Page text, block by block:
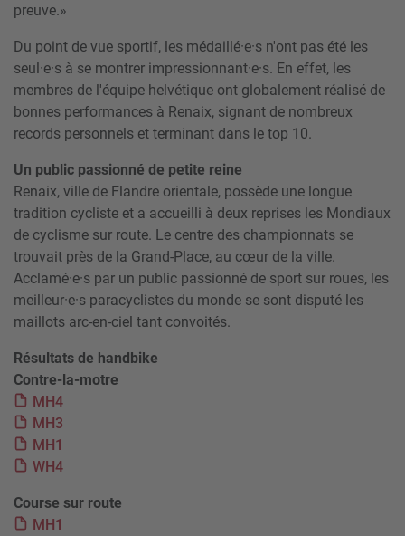
preuve.»
Du point de vue sportif, les médaillé·e·s n'ont pas été les
seul·e·s à se montrer impressionnant·e·s. En effet, les
membres de l'équipe helvétique ont globalement réalisé de
bonnes performances à Renaix, signant de nombreux
records personnels et terminant dans le top 10.
Un public passionné de petite reine
Renaix, ville de Flandre orientale, possède une longue
tradition cycliste et a accueilli à deux reprises les Mondiaux
de cyclisme sur route. Le centre des championnats se
trouvait près de la Grand-Place, au cœur de la ville.
Acclamé·e·s par un public passionné de sport sur roues, les
meilleur·e·s paracyclistes du monde se sont disputé les
maillots arc-en-ciel tant convoités.
Résultats de handbike
Contre-la-motre
MH4
MH3
MH1
WH4
Course sur route
MH1